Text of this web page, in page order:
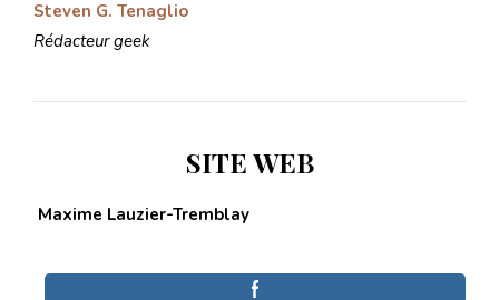
Steven G. Tenaglio
Rédacteur geek
SITE WEB
Maxime Lauzier-Tremblay